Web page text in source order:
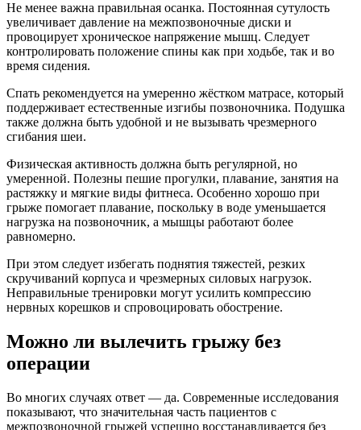
Не менее важна правильная осанка. Постоянная сутулость
увеличивает давление на межпозвоночные диски и
провоцирует хроническое напряжение мышц. Следует
контролировать положение спины как при ходьбе, так и во
время сидения.
Спать рекомендуется на умеренно жёстком матрасе, который
поддерживает естественные изгибы позвоночника. Подушка
также должна быть удобной и не вызывать чрезмерного
сгибания шеи.
Физическая активность должна быть регулярной, но
умеренной. Полезны пешие прогулки, плавание, занятия на
растяжку и мягкие виды фитнеса. Особенно хорошо при
грыже помогает плавание, поскольку в воде уменьшается
нагрузка на позвоночник, а мышцы работают более
равномерно.
При этом следует избегать поднятия тяжестей, резких
скручиваний корпуса и чрезмерных силовых нагрузок.
Неправильные тренировки могут усилить компрессию
нервных корешков и спровоцировать обострение.
Можно ли вылечить грыжу без
операции
Во многих случаях ответ — да. Современные исследования
показывают, что значительная часть пациентов с
межпозвоночной грыжей успешно восстанавливается без